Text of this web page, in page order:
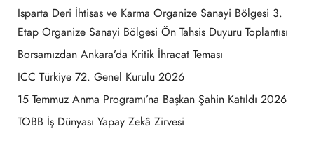
Isparta Deri İhtisas ve Karma Organize Sanayi Bölgesi 3.
Etap Organize Sanayi Bölgesi Ön Tahsis Duyuru Toplantısı
Borsamızdan Ankara’da Kritik İhracat Teması
ICC Türkiye 72. Genel Kurulu 2026
15 Temmuz Anma Programı’na Başkan Şahin Katıldı 2026
TOBB İş Dünyası Yapay Zekâ Zirvesi